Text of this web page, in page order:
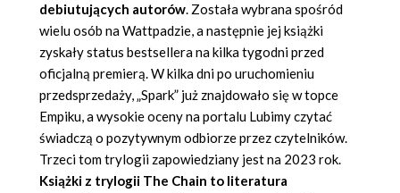
debiutujących autorów. Została wybrana spośród
wielu osób na Wattpadzie, a następnie jej książki
zyskały status bestsellera na kilka tygodni przed
oficjalną premierą. W kilka dni po uruchomieniu
przedsprzedaży, „Spark” już znajdowało się w topce
Empiku, a wysokie oceny na portalu Lubimy czytać
świadczą o pozytywnym odbiorze przez czytelników.
Trzeci tom trylogii zapowiedziany jest na 2023 rok.
Książki z trylogii The Chain to literatura